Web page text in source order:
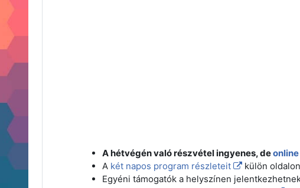
A hétvégén való részvétel ingyenes, de
A két napos program részleteit
külön
Egyéni támogatók a helyszínen